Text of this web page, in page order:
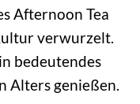
Afternoon Tea
verwurzelt.
bedeutendes
Alters genießen.